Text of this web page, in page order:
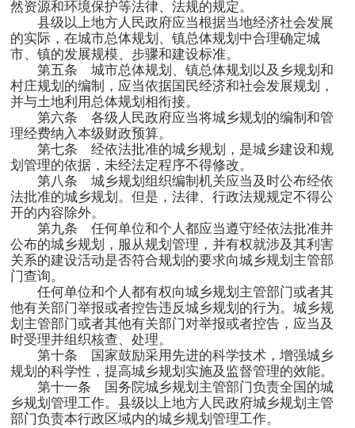
然资源和环境保护等法律、法规的规定。
县级以上地方人民政府应当根据当地经济社会发展
的实际，在城市总体规划、镇总体规划中合理确定城
市、镇的发展规模、步骤和建设标准。
第五条 城市总体规划、镇总体规划以及乡规划和
村庄规划的编制，应当依据国民经济和社会发展规划，
并与土地利用总体规划相衔接。
第六条 各级人民政府应当将城乡规划的编制和管
理经费纳入本级财政预算。
第七条 经依法批准的城乡规划，是城乡建设和规
划管理的依据，未经法定程序不得修改。
第八条 城乡规划组织编制机关应当及时公布经依
法批准的城乡规划。但是，法律、行政法规规定不得公
开的内容除外。
第九条 任何单位和个人都应当遵守经依法批准并
公布的城乡规划，服从规划管理，并有权就涉及其利害
关系的建设活动是否符合规划的要求向城乡规划主管部
门查询。
任何单位和个人都有权向城乡规划主管部门或者其
他有关部门举报或者控告违反城乡规划的行为。城乡规
划主管部门或者其他有关部门对举报或者控告，应当及
时受理并组织核查、处理。
第十条 国家鼓励采用先进的科学技术，增强城乡
规划的科学性，提高城乡规划实施及监督管理的效能。
第十一条 国务院城乡规划主管部门负责全国的城
乡规划管理工作。县级以上地方人民政府城乡规划主管
部门负责本行政区域内的城乡规划管理工作。